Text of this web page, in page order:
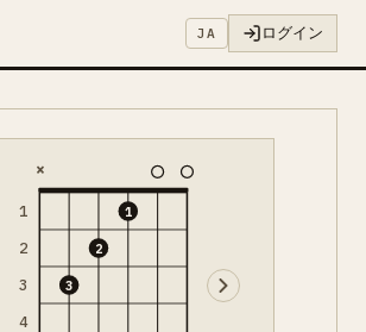
JA ログイン
1
2
3
4
×
3
2
1